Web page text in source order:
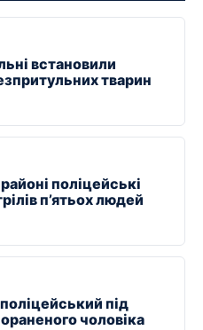
встановили
тварин
поліцейські
п’ятьох людей
під
чоловіка